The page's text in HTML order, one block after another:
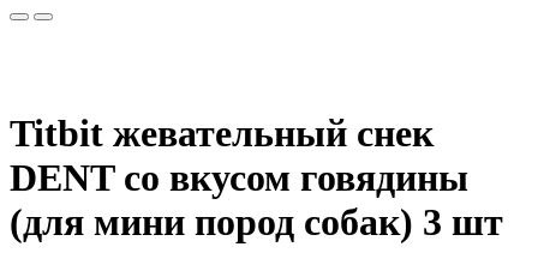
Titbit жевательный снек
DENT со вкусом говядины
(для мини пород собак) 3 шт